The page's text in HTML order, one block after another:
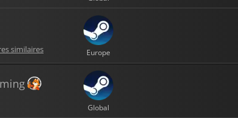
similaires Europe
Global